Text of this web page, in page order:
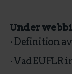
Under
· Definition
· Vad